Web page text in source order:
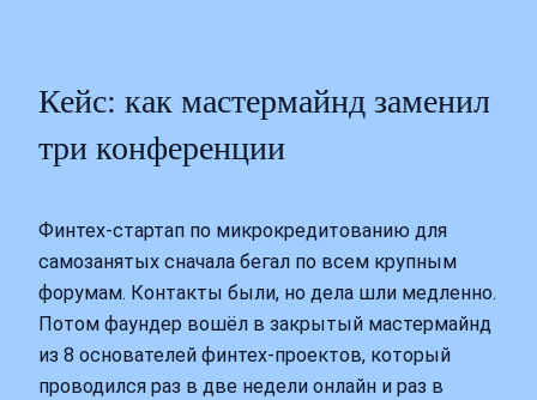
Кейс: как мастермайнд заменил
три конференции
Финтех-стартап по микрокредитованию для
самозанятых сначала бегал по всем крупным
форумам. Контакты были, но дела шли медленно.
Потом фаундер вошёл в закрытый мастермайнд
из 8 основателей финтех-проектов, который
проводился раз в две недели онлайн и раз в